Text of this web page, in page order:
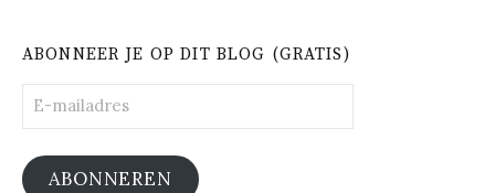
ABONNEER JE OP DIT BLOG (GRATIS)
mailadres
ABONNEREN